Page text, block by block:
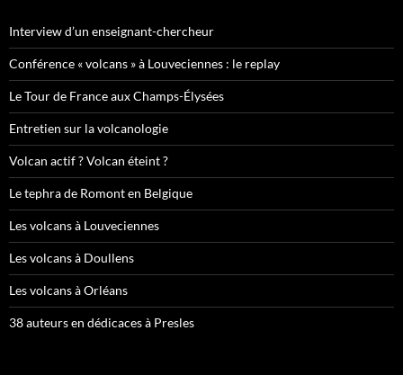
Interview d’un enseignant-chercheur
Conférence « volcans » à Louveciennes : le replay
Le Tour de France aux Champs-Élysées
Entretien sur la volcanologie
Volcan actif ? Volcan éteint ?
Le tephra de Romont en Belgique
Les volcans à Louveciennes
Les volcans à Doullens
Les volcans à Orléans
38 auteurs en dédicaces à Presles